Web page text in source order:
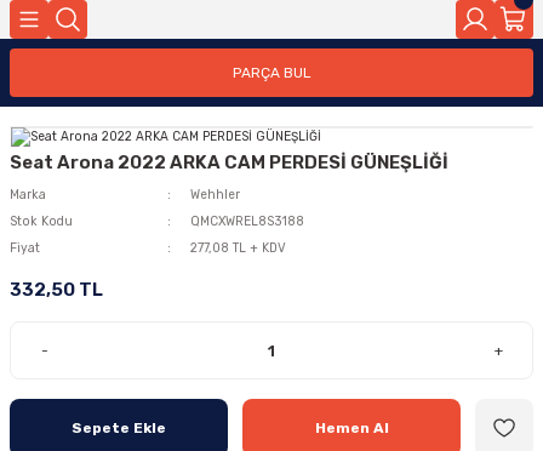
PARÇA BUL
Seat Arona 2022 ARKA CAM PERDESİ GÜNEŞLİĞİ
Marka
Wehhler
Stok Kodu
QMCXWREL8S3188
Fiyat
277,08 TL + KDV
332,50 TL
- +
Sepete Ekle Hemen Al